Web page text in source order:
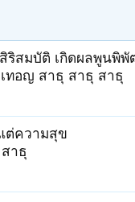
ริสมบัติ เกิดผลพูนพิ
ทอญ สาธุ สาธุ สาธุ
ต่ความสุข
าธุ